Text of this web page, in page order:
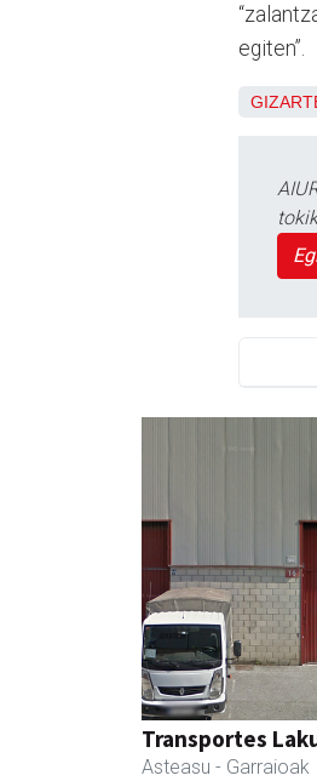
egiten”.
Transportes
Asteasu - Garraioak